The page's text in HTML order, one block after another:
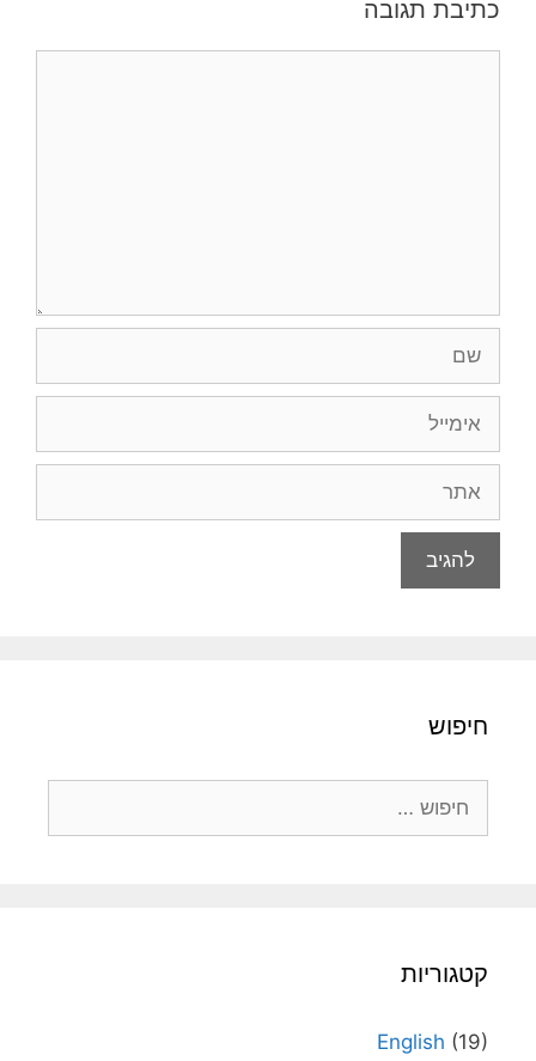
כתיבת תגובה
חיפוש
קטגוריות
English (19)